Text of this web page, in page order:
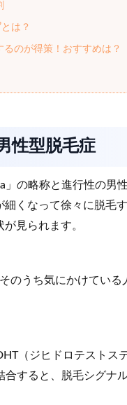
は？
のが得策！おすすめは？
性型脱毛症
の略称と進行性の男
くなって徐々に脱毛
見られます。
のうち気にかけてい
（ジヒドロテストス
合すると、脱毛シグナ